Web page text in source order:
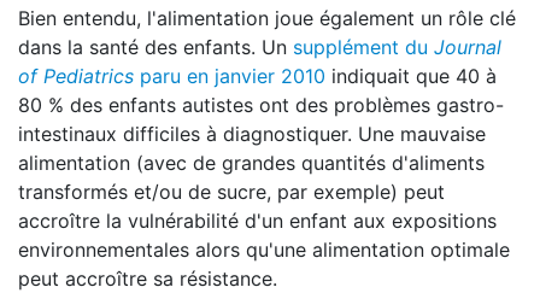
Bien entendu, l'alimentation joue également un rôle clé
dans la santé des enfants. Un supplément du Journal
of Pediatrics paru en janvier 2010 indiquait que 40 à
80 % des enfants autistes ont des problèmes gastro-
intestinaux difficiles à diagnostiquer. Une mauvaise
alimentation (avec de grandes quantités d'aliments
transformés et/ou de sucre, par exemple) peut
accroître la vulnérabilité d'un enfant aux expositions
environnementales alors qu'une alimentation optimale
peut accroître sa résistance.